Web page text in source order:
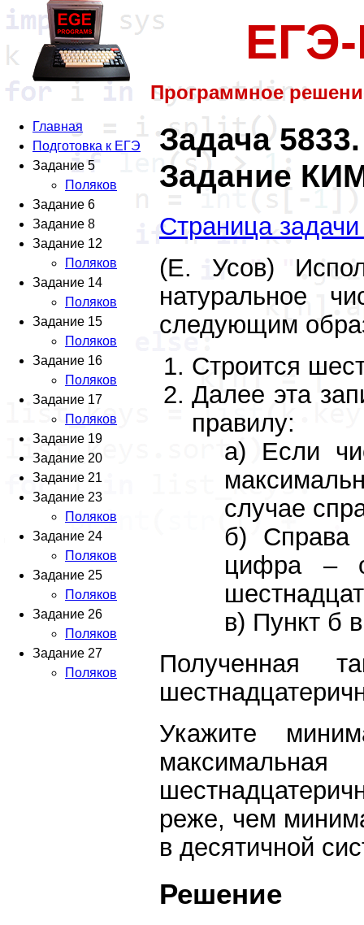
Программное
Главная
Подготовка к ЕГЭ
Задание 5
Поляков
Задание 6
Задание 8
Задание 12
Поляков
Задание 14
Поляков
Задание 15
Поляков
Задание 16
Поляков
Задание 17
Поляков
Задание 19
Задание 20
Задание 21
Задание 23
Поляков
Задание 24
Поляков
Задание 25
Поляков
Задание 26
Поляков
Задание 27
Поляков
Задача
Задание
Страница
(Е. Усов)
натуральное
следующим
Строится
Далее эта
правилу:
Если
случае
Справа
цифра –
Пункт б
Полученная
Укажите
реже, чем
в десятичной
Решение